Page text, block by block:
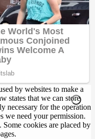
by websites to make a
states that we can store
necessary for the operation
we need your permission.
cookies are placed by